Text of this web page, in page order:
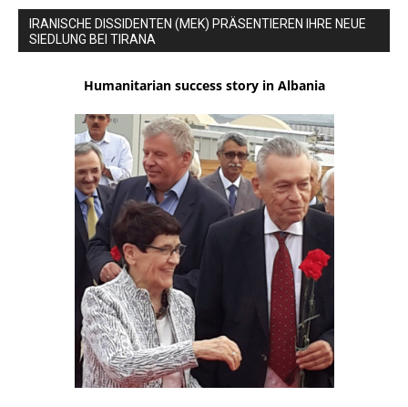
IRANISCHE DISSIDENTEN (MEK) PRÄSENTIEREN IHRE NEUE
SIEDLUNG BEI TIRANA
Humanitarian success story in Albania